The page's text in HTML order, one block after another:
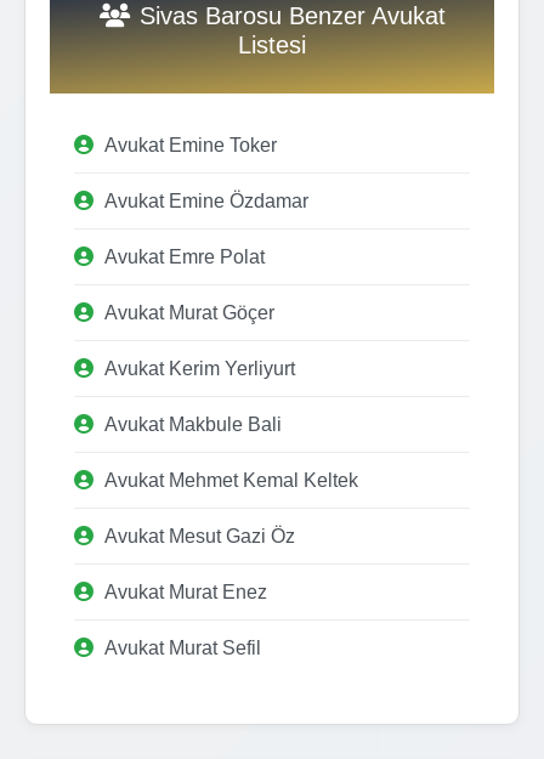
Sivas Barosu Benzer Avukat
Listesi
Avukat Emine Toker
Avukat Emine Özdamar
Avukat Emre Polat
Avukat Murat Göçer
Avukat Kerim Yerliyurt
Avukat Makbule Bali
Avukat Mehmet Kemal Keltek
Avukat Mesut Gazi Öz
Avukat Murat Enez
Avukat Murat Sefil